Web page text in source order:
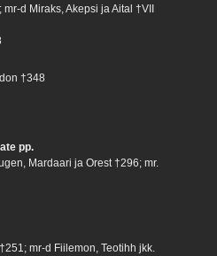
d Miraks, Akepsi ja Aital †VII
†348
pp.
Mardaari ja Orest †296; mr.
mr-d Fiilemon, Teotihh jkk.